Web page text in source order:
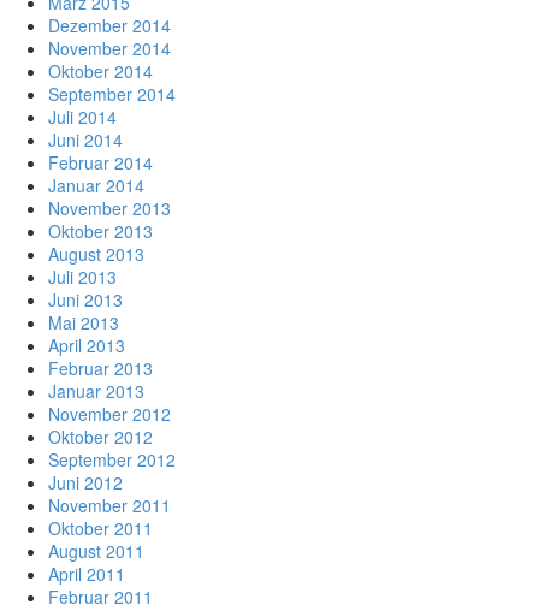
Dezember 2014
November 2014
Oktober 2014
September 2014
Juli 2014
Juni 2014
Februar 2014
Januar 2014
November 2013
Oktober 2013
August 2013
Juli 2013
Juni 2013
Mai 2013
April 2013
Februar 2013
Januar 2013
November 2012
Oktober 2012
September 2012
Juni 2012
November 2011
Oktober 2011
August 2011
April 2011
Februar 2011